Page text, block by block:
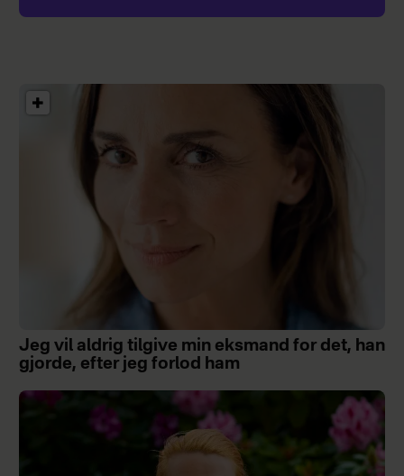
Jeg vil aldrig tilgive min eksmand for det, han
gjorde, efter jeg forlod ham